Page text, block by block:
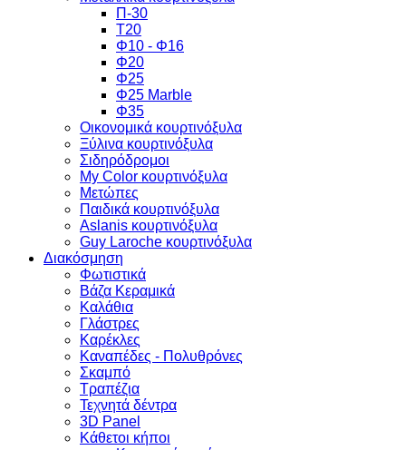
Π-30
Τ20
Φ10 - Φ16
Φ20
Φ25
Φ25 Marble
Φ35
Οικονομικά κουρτινόξυλα
Ξύλινα κουρτινόξυλα
Σιδηρόδρομοι
My Color κουρτινόξυλα
Μετώπες
Παιδικά κουρτινόξυλα
Aslanis κουρτινόξυλα
Guy Laroche κουρτινόξυλα
Διακόσμηση
Φωτιστικά
Βάζα Κεραμικά
Καλάθια
Γλάστρες
Καρέκλες
Καναπέδες - Πολυθρόνες
Σκαμπό
Τραπέζια
Τεχνητά δέντρα
3D Panel
Κάθετοι κήποι